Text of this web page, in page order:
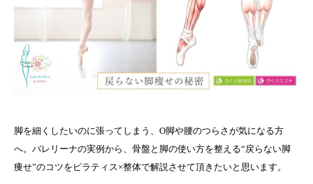
脚を細くしたいのに張ってしまう、O脚や腰のつらさが気になる方
へ。バレリーナの実例から、骨盤と脚の使い方を整える“戻らない脚
痩せ”のコツをピラティス×整体で解説させて頂きたいと思います。